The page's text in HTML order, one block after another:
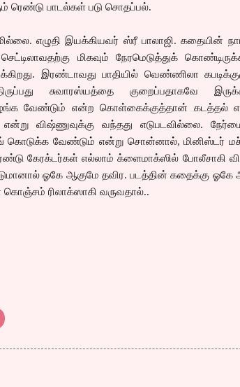
ரெண்டு பாடல்கள் படு சொதப்பல்.
எழுதி இயக்கியவர் ஸ்ரீ பாலாஜி. கதையின்
மிகவும் நேரமெடுத்துக்
இரண்டாவது பாதியில் வெண்ணிலா
சுவாரஸ்யத்தை குறைப்பதாகவே
வேண்டும் என்ற கொள்கைக்குத்தான் கடத்தல்
விஷ்ணுவுக்கு வந்தது எடுபடவில்லை.
கொடுக்க வேண்டும் என்று சொன்னால், மினிஸ்டர்
கேரக்டர்கள் எல்லாம் க்ளைமாக்ஸில் போலீசாகி
ஓகே ஆகுமே தவிர. படத்தின் கதைக்கு ஓகே
கொஞ்சம் ரிலாக்ஸாகி வருவதால்..